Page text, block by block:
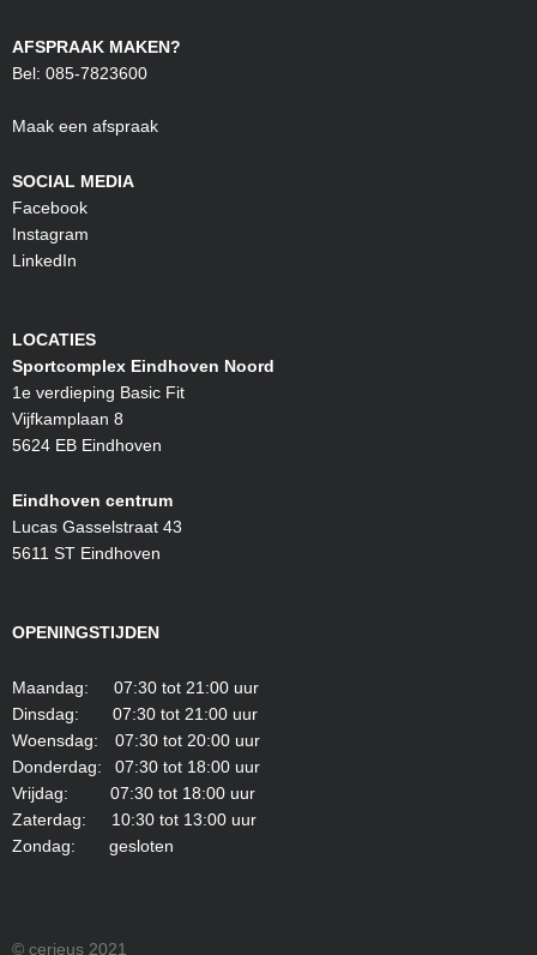
AFSPRAAK MAKEN?
Bel: 085-7823600
Maak een afspraak
SOCIAL MEDIA
Facebook
Instagram
LinkedIn
LOCATIES
Sportcomplex Eindhoven Noord
1e verdieping Basic Fit
Vijfkamplaan 8
5624 EB Eindhoven
Eindhoven centrum
Lucas Gasselstraat 43
5611 ST Eindhoven
OPENINGSTIJDEN
Maandag: 07:30 tot 21:00 uur
Dinsdag: 07:30 tot 21:00 uur
Woensdag: 07:30 tot 20:00 uur
Donderdag: 07:30 tot 18:00 uur
Vrijdag: 07:30 tot 18:00 uur
Zaterdag: 10:30 tot 13:00 uur
Zondag: gesloten
© cerieus 2021